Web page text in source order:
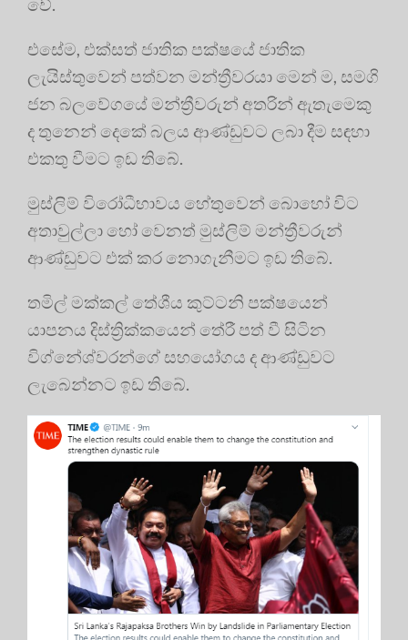
වේ.
එසේම, එක්සත් ජාතික පක්ෂයේ ජාතික
ලැයිස්තුවෙන් පත්වන මන්ත්‍රීවරයා මෙන් ම, සමගි
ජන බලවේගයේ මන්ත්‍රීවරුන් අතරින් ඇතැමෙකු
ද තුනෙන් දෙකේ බලය ආණ්ඩුවට ලබා දීම සඳහා
එකතු වීමට ඉඩ තිබේ.
මුස්ලිම් විරෝධීභාවය හේතුවෙන් බොහෝ විට
අතාවුල්ලා හෝ වෙනත් මුස්ලිම් මන්ත්‍රීවරුන්
ආණ්ඩුවට එක් කර නොගැනීමට ඉඩ තිබේ.
තමිල් මක්කල් තේශීය කුට්ටනි පක්ෂයෙන්
යාපනය දිස්ත්‍රික්කයෙන් තේරී පත් වී සිටින
විග්නේශ්වරන්ගේ සහයෝගය ද ආණ්ඩුවට
ලැබෙන්නට ඉඩ තිබේ.